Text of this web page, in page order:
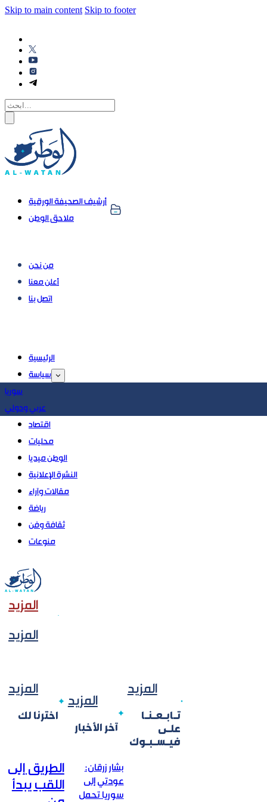
Skip to main content Skip to footer
أرشيف الصحيفة الورقية
ملاحق الوطن
من نحن
أعلن معنا
اتصل بنا
الرئيسية
سياسة
سوريا
عربي ودولي
اقتصاد
محليات
الوطن ميديا
النشرة الإعلانية
مقالات وآراء
رياضة
ثقافة وفن
منوعات
المزيد
المزيد
المزيد
اخترنا لك
الطريق إلى
اللقب يبدأ
المزيد
آخر الأخبار
بشار زرقان:
عودتي إلى
سوريا تحمل
المزيد
تـابـعـنـا
علـى
فيـسـبـوك